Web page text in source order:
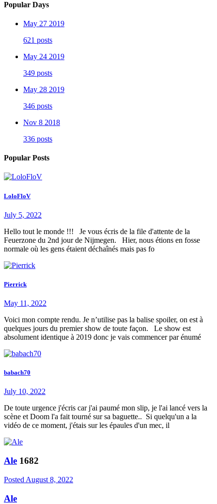
Popular Days
May 27 2019
621 posts
May 24 2019
349 posts
May 28 2019
346 posts
Nov 8 2018
336 posts
Popular Posts
LoloFloV
July 5, 2022
Hello tout le monde !!! Je vous écris de la file d'attente de la
Feuerzone du 2nd jour de Nijmegen. Hier, nous étions en fosse
normale où les gens étaient déchaînés mais pas fo
Pierrick
May 11, 2022
Voici mon compte rendu. Je n’utilise pas la balise spoiler, on est à
quelques jours du premier show de toute façon. Le show est
absolument identique à 2019 donc je vais commencer par énumé
babach70
July 10, 2022
De toute urgence j'écris car j'ai paumé mon slip, je l'ai lancé vers la
scène et Doom l'a fait tourné sur sa baguette.. Si quelqu'un a la
vidéo de ce moment, j'étais sur les épaules d'un mec, il
Ale 1682
Posted August 8, 2022
Ale